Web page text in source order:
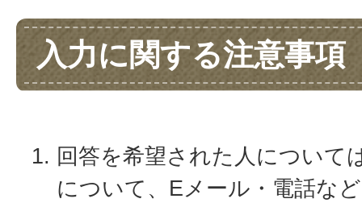
入力に関する注意事項
回答を希望された人について
について、Eメール・電話な